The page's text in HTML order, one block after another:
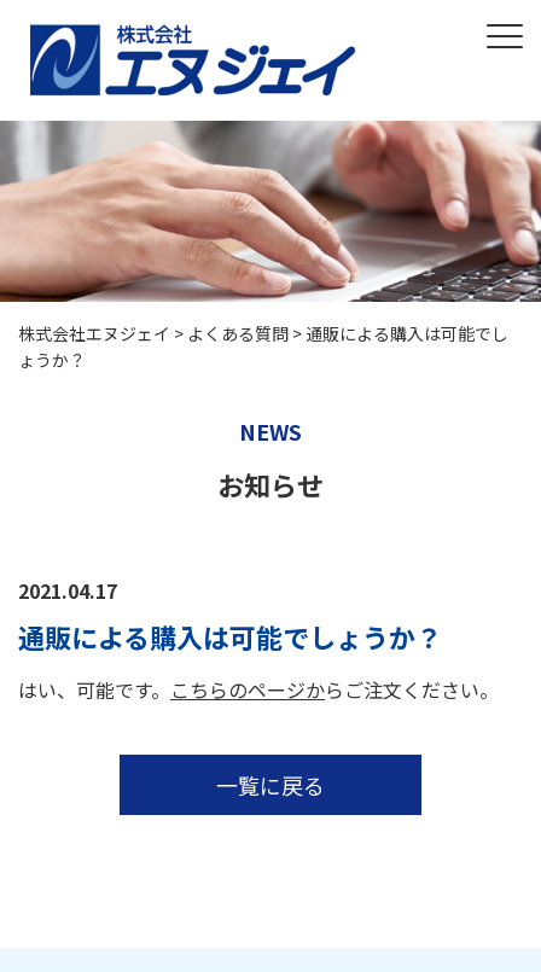
株式会社エヌジェイ > よくある質問 > 通販による購入は可能でし
ょうか？
NEWS
お知らせ
2021.04.17
通販による購入は可能でしょうか？
はい、可能です。 こちらのページからご注文ください。
一覧に戻る